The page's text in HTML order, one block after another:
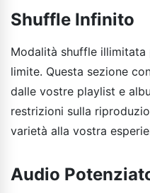
Shuffle Infinito
Modalità shuffle
limite. Questa sezione
dalle vostre playlist e
restrizioni sulla
varietà alla vostra
Audio